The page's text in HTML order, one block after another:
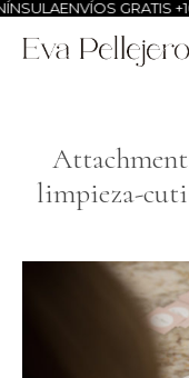
ENVÍOS GRATIS
limpieza-